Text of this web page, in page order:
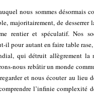
nous sommes désormais
majoritairement, de
rentier et spéculatif. Nos
il pour autant en faire table
qui détruit allègrement la
nous rebâtir un monde
et nous écouter au lieu
l’infinie complexité